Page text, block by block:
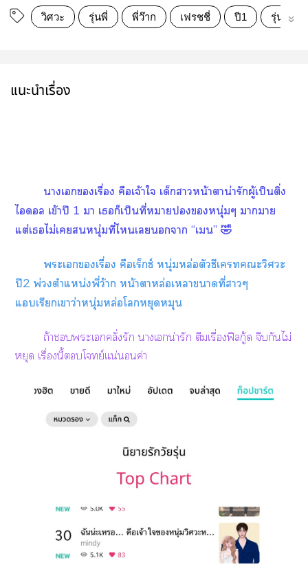
วิศวะ รุ่นพี่ พี่ว๊าก เฟรชชี่ ปี1 รุ่นพี่รุ่น
แนะนำเรื่อง
าเเรื่อง คือเจ้าใ เด็กาหน้าตาน่ารักผู้เป็นติ่ง
ไดอล เข้าปี 1 า เก็เป็นที่หมายหนุ่มๆ าา
แต่เไม่เหนุ่มที่ไเา “เ” 🤣
ะเเรื่อง คือเร็กซ์ หนุ่มหล่อตัวซีเคะวิศวะ
ปี2 พ่วงตำแหน่งพี่ว้าก หน้าาหล่อเหลาาที่าๆ
แเรียกเาว่าหนุ่มหล่อโหยุดหมุน
ถ้าะเคลั่งรัก าเน่ารัก ตีมเรื่องฟิลกู้ด จีบกันไม่
หยุด เรื่องนี้โจทย์แน่นอนค่า